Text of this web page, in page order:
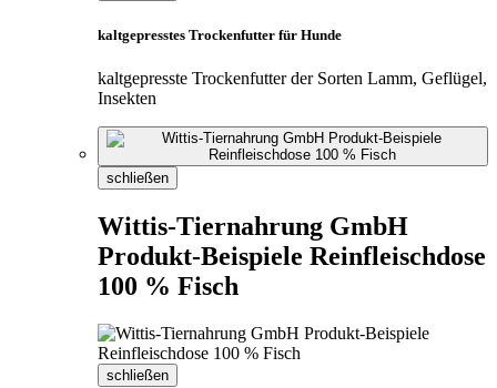
kaltgepresstes Trockenfutter für Hunde
kaltgepresste Trockenfutter der Sorten Lamm, Geflügel,
Insekten
schließen
Wittis-Tiernahrung GmbH
Produkt-Beispiele Reinfleischdose
100 % Fisch
schließen